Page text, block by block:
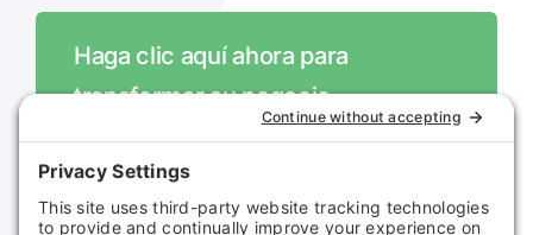
Haga clic aquí ahora para
transformar su negocio